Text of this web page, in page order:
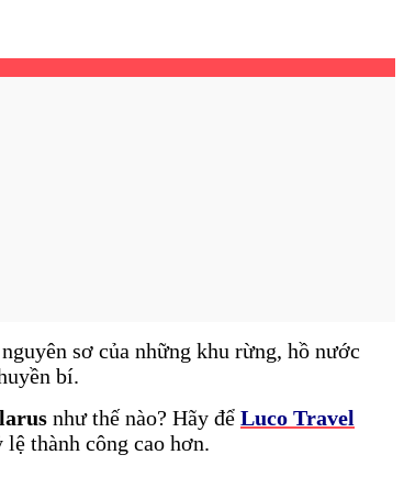
sơ của những khu rừng, hồ nước
bí.
như thế nào? Hãy để Luco Travel
lệ thành công cao hơn.